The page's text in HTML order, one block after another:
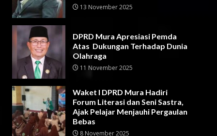
13 November 2025
DPRD Mura Apresiasi Pemda
Atas Dukungan Terhadap Dunia
Olahraga
11 November 2025
Waket I DPRD Mura Hadiri
Forum Literasi dan Seni Sastra,
Ajak Pelajar Menjauhi Pergaulan
Bebas
8 November 2025